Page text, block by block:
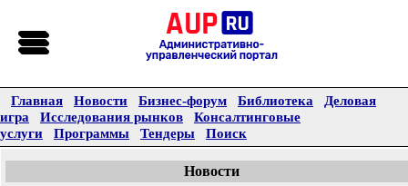
Главная Новости Бизнес-форум Библиотека
Деловая
игра
Исследования рынков
Консалтинговые
услуги
Программы Тендеры Поиск
Новости